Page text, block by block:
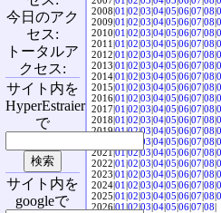
2008|01|02|03|04|05|06|07|08|
2009|01|02|03|04|05|06|07|08|
2010|01|02|03|04|05|06|07|08|
2011|01|02|03|04|05|06|07|08|
2012|01|02|03|04|05|06|07|08|
2013|01|02|03|04|05|06|07|08|
2014|01|02|03|04|05|06|07|08|
2015|01|02|03|04|05|06|07|08|
2016|01|02|03|04|05|06|07|08|
2017|01|02|03|04|05|06|07|08|
2018|01|02|03|04|05|06|07|08|
2019|01|02|03|04|05|06|07|08|
03|04|05|06|07|08|
2021|01|02|03|04|05|06|07|08|
2022|01|02|03|04|05|06|07|08|
2023|01|02|03|04|05|06|07|08|
2024|01|02|03|04|05|06|07|08|
2025|01|02|03|04|05|06|07|08|
2026|01|02|03|04|05|06|07|08|
今日のアク
セス:
トータルア
クセス:
サイト内を
HyperEstraier
で
サイト内を
googleで